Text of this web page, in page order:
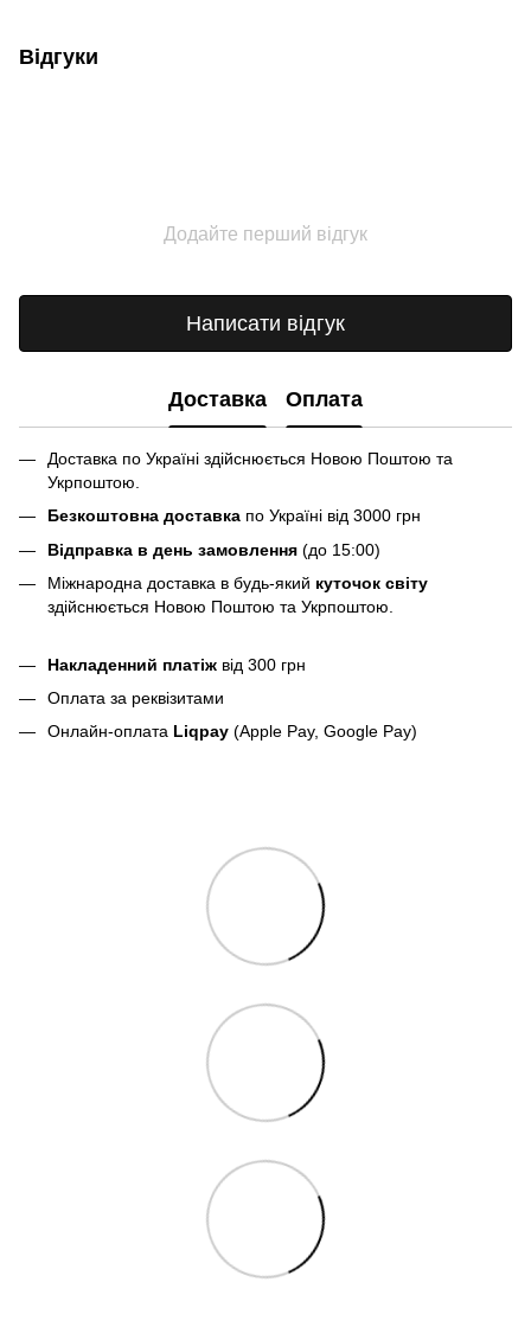
Відгуки
Додайте перший відгук
Написати відгук
Доставка Оплата
Доставка по Україні здійснюється Новою Поштою та
Укрпоштою.
Безкоштовна доставка по Україні від 3000 грн
Відправка в день замовлення (до 15:00)
Міжнародна доставка в будь-який куточок світу
здійснюється Новою Поштою та Укрпоштою.
Накладенний платіж від 300 грн
Оплата за реквізитами
Онлайн-оплата Liqpay (Apple Pay, Google Pay)